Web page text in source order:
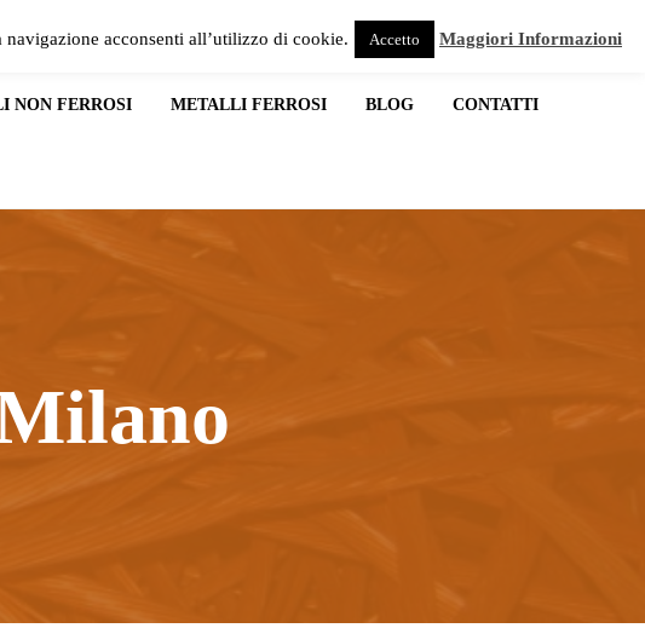
NON FERROSI METALLI FERROSI BLOG CONTATTI
acconsenti all’utilizzo di cookie. Accetto Maggiori Informazioni